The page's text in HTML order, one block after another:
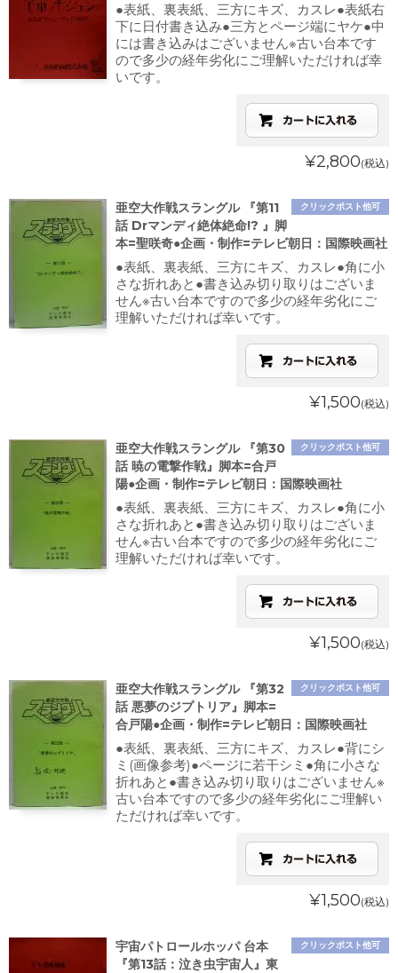
●表紙、裏表紙、三方にキズ、カスレ●表紙右
下に日付書き込み●三方とページ端にヤケ●中
には書き込みはございません※古い台本です
ので多少の経年劣化にご理解いただければ幸
いです。
¥2,800(税込)
クリックポスト他可
亜空大作戦スラングル 『第11
話 Drマンディ絶体絶命!? 』脚
本=聖咲奇●企画・制作=テレビ朝日：国際映画社
●表紙、裏表紙、三方にキズ、カスレ●角に小
さな折れあと●書き込み切り取りはございま
せん※古い台本ですので多少の経年劣化にご
理解いただければ幸いです。
¥1,500(税込)
クリックポスト他可
亜空大作戦スラングル 『第30
話 暁の電撃作戦』脚本=合戸
陽●企画・制作=テレビ朝日：国際映画社
●表紙、裏表紙、三方にキズ、カスレ●角に小
さな折れあと●書き込み切り取りはございま
せん※古い台本ですので多少の経年劣化にご
理解いただければ幸いです。
¥1,500(税込)
クリックポスト他可
亜空大作戦スラングル 『第32
話 悪夢のジプトリア』脚本=
合戸陽●企画・制作=テレビ朝日：国際映画社
●表紙、裏表紙、三方にキズ、カスレ●背にシ
ミ(画像参考)●ページに若干シミ●角に小さな
折れあと●書き込み切り取りはございません※
古い台本ですので多少の経年劣化にご理解い
ただければ幸いです。
¥1,500(税込)
クリックポスト他可
宇宙パトロールホッパ 台本
『第13話：泣き虫宇宙人』東